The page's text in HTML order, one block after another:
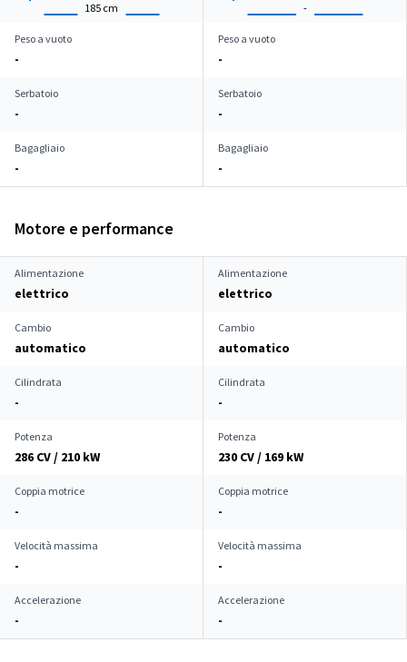
185 cm -
Peso a vuoto
-
Peso a vuoto
-
Serbatoio
-
Serbatoio
-
Bagagliaio
-
Bagagliaio
-
Motore e performance
Alimentazione
elettrico
Alimentazione
elettrico
Cambio
automatico
Cambio
automatico
Cilindrata
-
Cilindrata
-
Potenza
286 CV / 210 kW
Potenza
230 CV / 169 kW
Coppia motrice
-
Coppia motrice
-
Velocità massima
-
Velocità massima
-
Accelerazione
-
Accelerazione
-